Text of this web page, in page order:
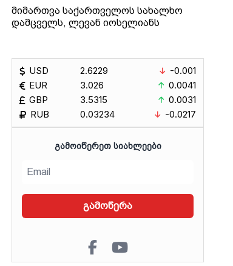
მიმართვა საქართველოს სახალხო
დამცველს, ლევან იოსელიანს
USD
EUR
GBP
RUB
2.6229
3.026
3.5315
0.03234
-0.001
0.0041
0.0031
-0.0217
ᲒᲐᲛᲝᲘᲬᲔᲠᲔᲗ ᲡᲘᲐᲮᲚᲔᲔᲑᲘ
გამოწერა